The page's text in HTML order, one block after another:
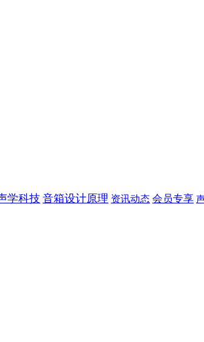
学科技 音箱设计原理 资讯动态 会员专享